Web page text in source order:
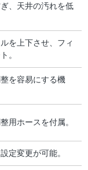
、天井の汚れを低
を上下させ、フィ
。
を容易にする機
用ホースを付属。
定変更が可能。